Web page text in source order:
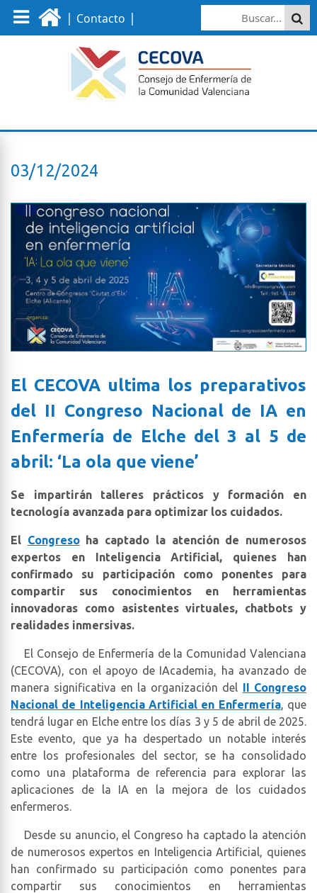
| Contacto |
03/12/2024
El CECOVA ultima los preparativos
del II Congreso Nacional de IA en
Enfermería de Elche del 3 al 5 de
abril: ‘La ola que viene’
Se impartirán talleres prácticos y formación en
tecnología avanzada para optimizar los cuidados.
El Congresoha captado la atención de numerosos
expertos en Inteligencia Artificial, quienes han
confirmado su participación como ponentes para
compartir sus conocimientos en herramientas
innovadoras como asistentes virtuales, chatbots y
realidades inmersivas.
El Consejo de Enfermería de la Comunidad Valenciana
(CECOVA), con el apoyo de IAcademia, ha avanzado de
manera significativa en la organización del II Congreso
Nacional de Inteligencia Artificial en Enfermería, que
tendrá lugar en Elche entre los días 3 y 5 de abril de 2025.
Este evento, que ya ha despertado un notable interés
entre los profesionales del sector, se ha consolidado
como una plataforma de referencia para explorar las
aplicaciones de la IA en la mejora de los cuidados
enfermeros.
Desde su anuncio, el Congreso ha captado la atención
de numerosos expertos en Inteligencia Artificial, quienes
han confirmado su participación como ponentes para
compartir sus conocimientos en herramientas